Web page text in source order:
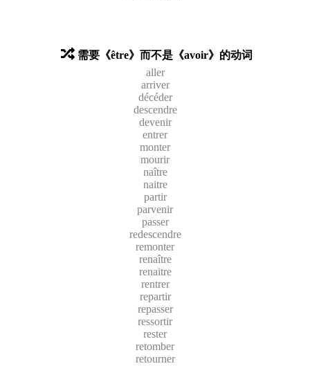
需要《être》而不是《avoir》的动词
aller
arriver
décéder
descendre
devenir
entrer
monter
mourir
naître
naitre
partir
parvenir
passer
redescendre
remonter
renaître
renaitre
rentrer
repartir
repasser
ressortir
rester
retomber
retourner